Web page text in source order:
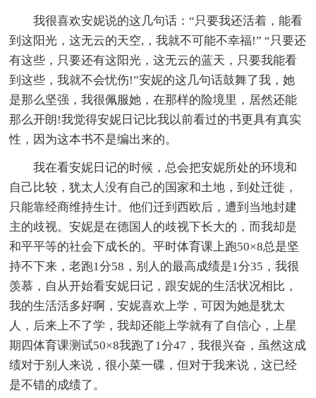
我很喜欢安妮说的这几句话：“只要我还活着，能看
到这阳光，这无云的天空,，我就不可能不幸福!” “只要还
有这些，只要还有这阳光，这无云的蓝天，只要我能看
到这些，我就不会忧伤!”安妮的这几句话鼓舞了我，她
是那么坚强，我很佩服她，在那样的险境里，居然还能
那么开朗!我觉得安妮日记比我以前看过的书更具有真实
性，因为这本书不是编出来的。
我在看安妮日记的时候，总会把安妮所处的环境和
自己比较，犹太人没有自己的国家和土地，到处迁徙，
只能靠经商维持生计。他们迁到西欧后，遭到当地封建
主的歧视。安妮是在德国人的歧视下长大的，而我却是
和平平等的社会下成长的。平时体育课上跑50×8总是坚
持不下来，老跑1分58，别人的最高成绩是1分35，我很
羡慕，自从开始看安妮日记，跟安妮的生活状况相比，
我的生活活多好啊，安妮喜欢上学，可因为她是犹太
人，后来上不了学，我却还能上学就有了自信心，上星
期四体育课测试50×8我跑了1分47，我很兴奋，虽然这成
绩对于别人来说，很小菜一碟，但对于我来说，这已经
是不错的成绩了。